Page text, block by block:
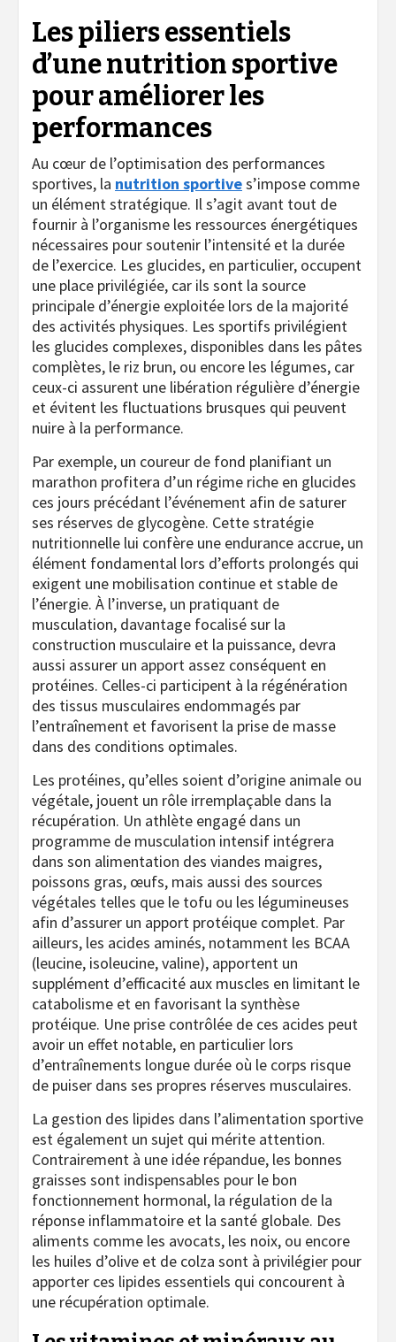
Les piliers essentiels
d’une nutrition sportive
pour améliorer les
performances
Au cœur de l’optimisation des performances
sportives, la nutrition sportives’impose comme
un élément stratégique. Il s’agit avant tout de
fournir à l’organisme les ressources énergétiques
nécessaires pour soutenir l’intensité et la durée
de l’exercice. Les glucides, en particulier, occupent
une place privilégiée, car ils sont la source
principale d’énergie exploitée lors de la majorité
des activités physiques. Les sportifs privilégient
les glucides complexes, disponibles dans les pâtes
complètes, le riz brun, ou encore les légumes, car
ceux-ci assurent une libération régulière d’énergie
et évitent les fluctuations brusques qui peuvent
nuire à la performance.
Par exemple, un coureur de fond planifiant un
marathon profitera d’un régime riche en glucides
ces jours précédant l’événement afin de saturer
ses réserves de glycogène. Cette stratégie
nutritionnelle lui confère une endurance accrue, un
élément fondamental lors d’efforts prolongés qui
exigent une mobilisation continue et stable de
l’énergie. À l’inverse, un pratiquant de
musculation, davantage focalisé sur la
construction musculaire et la puissance, devra
aussi assurer un apport assez conséquent en
protéines. Celles-ci participent à la régénération
des tissus musculaires endommagés par
l’entraînement et favorisent la prise de masse
dans des conditions optimales.
Les protéines, qu’elles soient d’origine animale ou
végétale, jouent un rôle irremplaçable dans la
récupération. Un athlète engagé dans un
programme de musculation intensif intégrera
dans son alimentation des viandes maigres,
poissons gras, œufs, mais aussi des sources
végétales telles que le tofu ou les légumineuses
afin d’assurer un apport protéique complet. Par
ailleurs, les acides aminés, notamment les BCAA
(leucine, isoleucine, valine), apportent un
supplément d’efficacité aux muscles en limitant le
catabolisme et en favorisant la synthèse
protéique. Une prise contrôlée de ces acides peut
avoir un effet notable, en particulier lors
d’entraînements longue durée où le corps risque
de puiser dans ses propres réserves musculaires.
La gestion des lipides dans l’alimentation sportive
est également un sujet qui mérite attention.
Contrairement à une idée répandue, les bonnes
graisses sont indispensables pour le bon
fonctionnement hormonal, la régulation de la
réponse inflammatoire et la santé globale. Des
aliments comme les avocats, les noix, ou encore
les huiles d’olive et de colza sont à privilégier pour
apporter ces lipides essentiels qui concourent à
une récupération optimale.